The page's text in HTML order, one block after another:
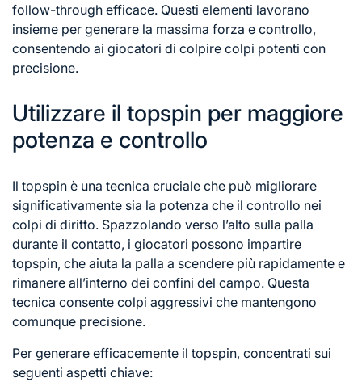
follow-through efficace. Questi elementi lavorano
insieme per generare la massima forza e controllo,
consentendo ai giocatori di colpire colpi potenti con
precisione.
Utilizzare il topspin per maggiore
potenza e controllo
Il topspin è una tecnica cruciale che può migliorare
significativamente sia la potenza che il controllo nei
colpi di diritto. Spazzolando verso l’alto sulla palla
durante il contatto, i giocatori possono impartire
topspin, che aiuta la palla a scendere più rapidamente e
rimanere all’interno dei confini del campo. Questa
tecnica consente colpi aggressivi che mantengono
comunque precisione.
Per generare efficacemente il topspin, concentrati sui
seguenti aspetti chiave: